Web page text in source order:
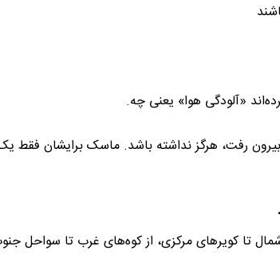
«آلودگی هوا» یعنی چه.
رفت، هرگز نداشته باشد. ماسک برایشان فقط
تا کویرهای مرکزی، از کوه‌های غرب تا سواحل